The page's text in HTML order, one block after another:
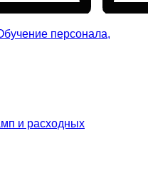
персонала,
и расходных